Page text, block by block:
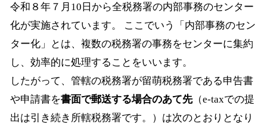
令和８年７月10日から全税務署の内部事務のセンター
化が実施されています。 ここでいう「内部事務のセン
ター化」とは、複数の税務署の事務をセンターに集約
し、効率的に処理することをいいます。
したがって、管轄の税務署が留萌税務署である申告書
や申請書を書面で郵送する場合のあて先（e-taxでの提
出は引き続き所轄税務署です。）は次のとおりとなり